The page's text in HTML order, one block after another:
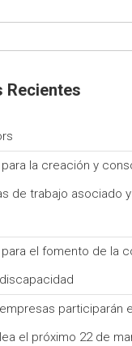
Recientes
la creación y
de trabajo asociado
el fomento de la
participarán
el próximo 22 de